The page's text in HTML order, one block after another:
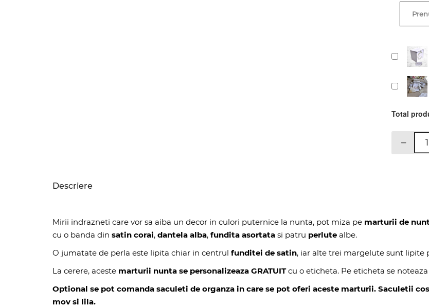
Total
Descriere
Mirii indrazneti care vor sa aiba un decor in culori puternice la nunta, pot miza pe marturii de
cu o banda din satin corai, dantela alba, fundita asortata si patru perlute albe.
O jumatate de perla este lipita chiar in centrul funditei de satin, iar alte trei margelute sunt lipite
La cerere, aceste marturii nunta se personalizeaza GRATUITcu o eticheta. Pe eticheta se noteaza
Optional se pot comanda saculeti de organza in care se pot oferi aceste marturii. Saculetii
mov si lila.